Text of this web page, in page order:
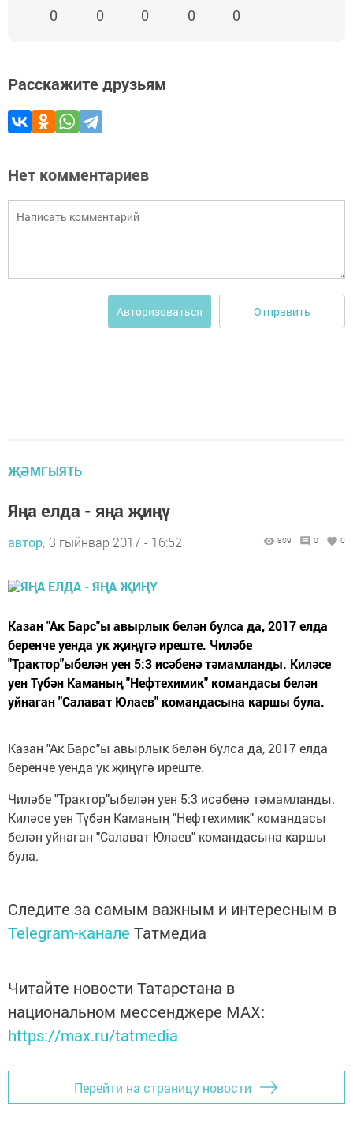
0 0 0 0 0
Расскажите друзьям
Нет комментариев
Авторизоваться Отправить
ҖӘМГЫЯТЬ
Яңа елда - яңа җиңү
автор, 3 гыйнвар 2017 - 16:52 809 0 0
Казан "Ак Барс"ы авырлык белән булса да, 2017 елда
беренче уенда ук җиңүгә иреште. Чиләбе
"Трактор"ыбелән уен 5:3 исәбенә тәмамланды. Киләсе
уен Түбән Каманың "Нефтехимик" командасы белән
уйнаган "Салават Юлаев" командасына каршы була.
Казан "Ак Барс"ы авырлык белән булса да, 2017 елда
беренче уенда ук җиңүгә иреште.
Чиләбе "Трактор"ыбелән уен 5:3 исәбенә тәмамланды.
Киләсе уен Түбән Каманың "Нефтехимик" командасы
белән уйнаган "Салават Юлаев" командасына каршы
була.
Следите за самым важным и интересным в
Telegram-канале Татмедиа
Читайте новости Татарстана в
национальном мессенджере MАХ:
https://max.ru/tatmedia
Перейти на страницу новости